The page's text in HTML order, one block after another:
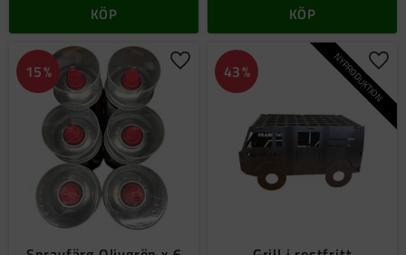
KÖP KÖP
15% Lägg till i favoriter
43% NYPRODUKTION